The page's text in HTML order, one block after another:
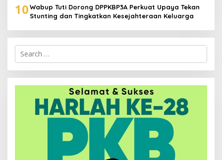
10Wabup Tuti Dorong DPPKBP3A Perkuat Upaya Tekan
Stunting dan Tingkatkan Kesejahteraan Keluarga
Search
for: